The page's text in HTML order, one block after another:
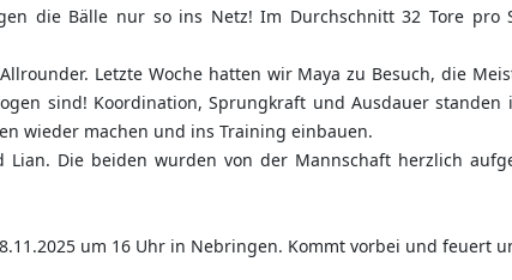
die Bälle nur so ins Netz! Im Durchschnitt 32 Tore
Letzte Woche hatten wir Maya zu Besuch, die
sind! Koordination, Sprungkraft und Ausdauer
wieder machen und ins Training einbauen.
Lian. Die beiden wurden von der Mannschaft herzlich
um 16 Uhr in Nebringen. Kommt vorbei und feuert